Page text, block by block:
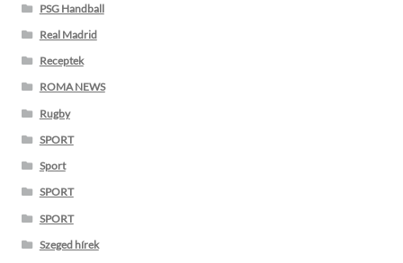
PSG Handball
Real Madrid
Receptek
ROMA NEWS
Rugby
SPORT
Sport
SPORT
SPORT
Szeged hírek